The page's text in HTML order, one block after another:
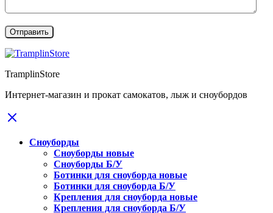
TramplinStore
Интернет-магазин и прокат самокатов, лыж и сноубордов
Сноуборды
Сноуборды новые
Сноуборды Б/У
Ботинки для сноуборда новые
Ботинки для сноуборда Б/У
Крепления для сноуборда новые
Крепления для сноуборда Б/У